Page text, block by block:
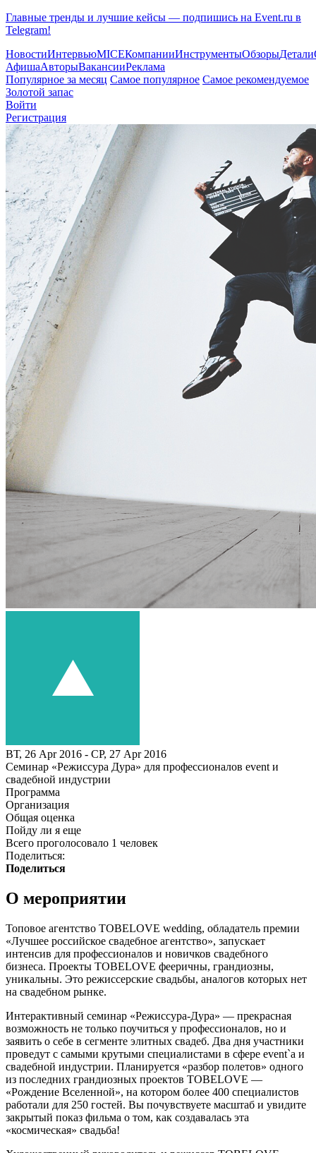
Главные тренды и лучшие кейсы — подпишись на Event.ru в
Telegram!
НовостиИнтервьюMICEКомпанииИнструментыОбзорыДетали
АфишаАвторыВакансииРеклама
Популярное за месяц Самое популярное Самое рекомендуемое
Золотой запас
Войти
Регистрация
ВТ, 26 Apr 2016 - СР, 27 Apr 2016
Семинар «Режиссура Дура» для профессионалов event и
свадебной индустрии
Программа
Организация
Общая оценка
Пойду ли я еще
Всего проголосовало 1 человек
Поделиться:
Поделиться
О мероприятии
Топовое агентство TOBELOVE wedding, обладатель премии
«Лучшее российское свадебное агентство», запускает
интенсив для профессионалов и новичков свадебного
бизнеса. Проекты TOBELOVE фееричны, грандиозны,
уникальны. Это режиссерские свадьбы, аналогов которых нет
на свадебном рынке.
Интерактивный семинар «Режиссура-Дура» — прекрасная
возможность не только поучиться у профессионалов, но и
заявить о себе в сегменте элитных свадеб. Два дня участники
проведут с самыми крутыми специалистами в сфере event`а и
свадебной индустрии. Планируется «разбор полетов» одного
из последних грандиозных проектов TOBELOVE —
«Рождение Вселенной», на котором более 400 специалистов
работали для 250 гостей. Вы почувствуете масштаб и увидите
закрытый показ фильма о том, как создавалась эта
«космическая» свадьба!